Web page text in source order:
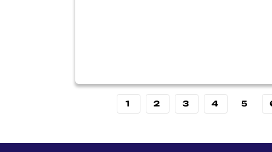
1 2 3 4 5